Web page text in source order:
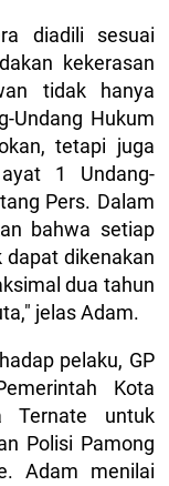
diadili sesuai
kekerasan
tidak hanya
Undang Hukum
tetapi juga
1 Undang-
Pers. Dalam
bahwa setiap
dikenakan
dua tahun
jelas Adam.
pelaku, GP
Kota
Ternate untuk
Polisi Pamong
Adam menilai